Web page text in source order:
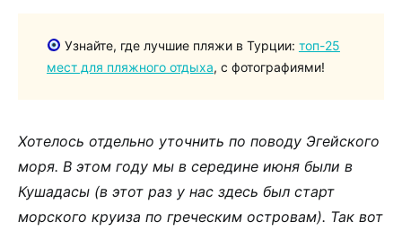
Узнайте, где лучшие пляжи в Турции: топ-25
мест для пляжного отдыха, с фотографиями!
Хотелось отдельно уточнить по поводу Эгейского
моря. В этом году мы в середине июня были в
Кушадасы (в этот раз у нас здесь был старт
морского круиза по греческим островам). Так вот